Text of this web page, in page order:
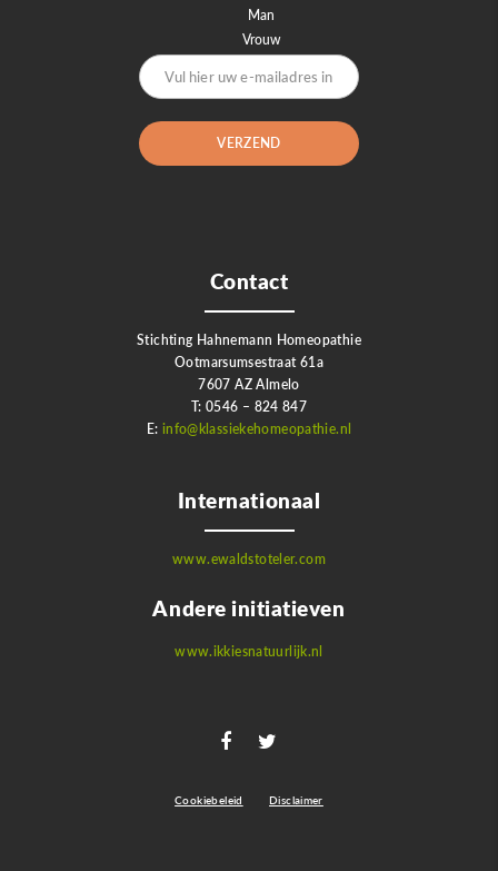
Contact
Stichting Hahnemann Homeopathie
Ootmarsumsestraat 61a
7607 AZ Almelo
T: 0546 – 824 847
E: info@klassiekehomeopathie.nl
Internationaal
www.ewaldstoteler.com
Andere initiatieven
www.ikkiesnatuurlijk.nl
Cookiebeleid Disclaimer
Man
Vrouw